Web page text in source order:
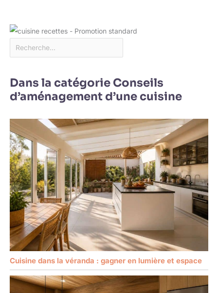
Dans la catégorie Conseils
d’aménagement d’une cuisine
Cuisine dans la véranda : gagner en lumière et espace